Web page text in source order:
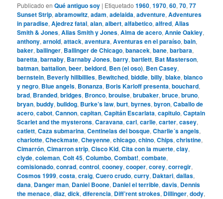
Publicado en Qué antiguo soy | Etiquetado 1960,1970,60,70,77
Sunset Strip,abramowitz,adam,adelaida,adventure,Adventures
in paradise,Ajedrez fatal,alan,albert,alfabetico,alfred,Alias
Smith & Jones,Alias Smith y Jones,Alma de acero,Annie Oakley,
anthony,arnold,attack,aventura,Aventuras en el paraíso,bain,
baker,ballinger, Ballinger de Chicago,banacek,bane,barbara,
baretta,barnaby, Barnaby Jones,barry,bartlett, Bat Masterson,
batman,battalion,beer,beldord, Ben (el oso), Ben Casey,
bernstein, Beverly hillbillies, Bewitched,biddle,billy,blake,blanco
y negro, Blue angels, Bonanza, Boris Karloff presenta,bouchard,
brad, Branded,bridges, Bronco,brouise,brubaker,bruce,bruno,
bryan,buddy,bulldog, Burke’s law,burt,byrnes,byron,Caballo de
acero,cabot,Cannon,capitan,Capitán Escarlata,capitulo,Captain
Scarlet and the mysterons,Caravana,carl,carlie,carter,casey,
catlett,Caza submarina,Centinelas del bosque,Charlie´s angels,
charlotte,Checkmate,Cheyenne,chicago,chino,Chips,christine,
Cimarrón,Cimarron strip,Cisco Kid,Cita con la muerte,clay,
clyde,coleman,Colt 45,Columbo,Combat!,combate,
comisionado,conrad,control,cooney,cooper,corey,corregir,
Cosmos 1999,costa,craig,Cuero crudo,curry, Daktari,dallas,
dana, Danger man, Daniel Boone, Daniel el terrible,davis, Dennis
the menace,diaz,dick,diferencia, Diff’rent strokes, Dillinger,dody,